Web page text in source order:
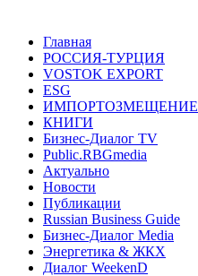
Главная
РОССИЯ-ТУРЦИЯ
VOSTOK EXPORT
ESG
ИМПОРТОЗМЕЩЕНИЕ
КНИГИ
Бизнес-Диалог TV
Public.RBGmedia
Актуально
Новости
Публикации
Russian Business Guide
Бизнес-Диалог Media
Энергетика & ЖКХ
Диалог WeekenD